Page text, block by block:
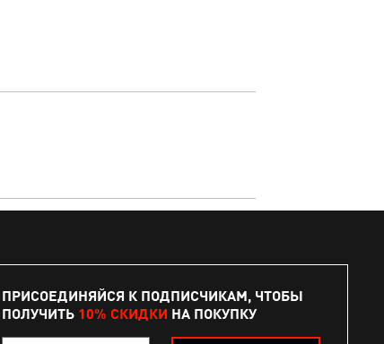
ПРИСОЕДИНЯЙСЯ К ПОДПИСЧИКАМ, ЧТОБЫ
ПОЛУЧИТЬ 10% СКИДКИ НА ПОКУПКУ